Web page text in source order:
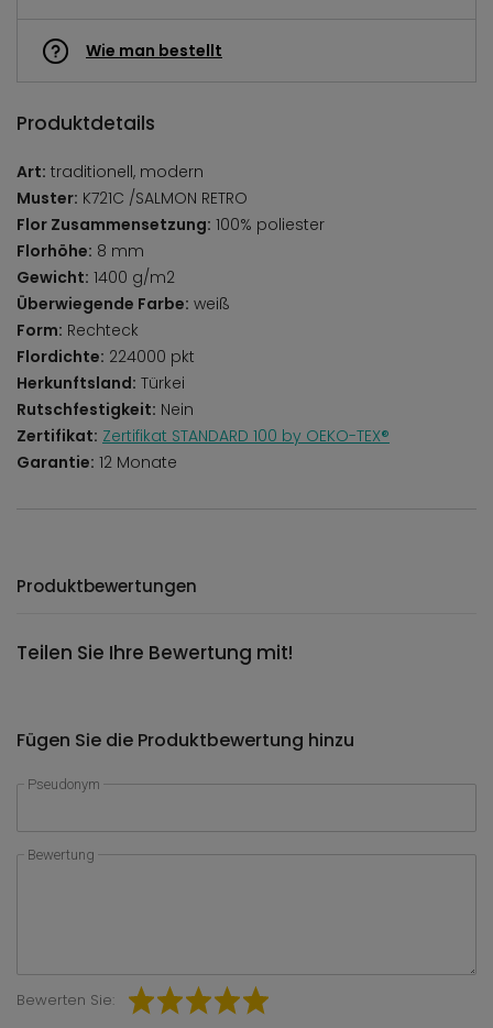
Wie man bestellt
Produktdetails
Art: traditionell, modern
Muster: K721C /SALMON RETRO
Flor Zusammensetzung: 100% poliester
Florhöhe: 8 mm
Gewicht: 1400 g/m2
Überwiegende Farbe: weiß
Form: Rechteck
Flordichte: 224000 pkt
Herkunftsland: Türkei
Rutschfestigkeit: Nein
Zertifikat: Zertifikat STANDARD 100 by OEKO-TEX®
Garantie: 12 Monate
Produktbewertungen
Teilen Sie Ihre Bewertung mit!
Fügen Sie die Produktbewertung hinzu
Pseudonym
Bewertung
Bewerten Sie: